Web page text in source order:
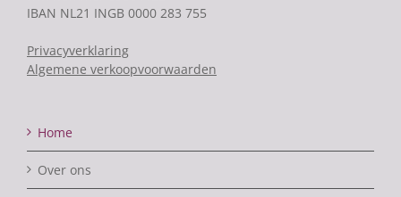
IBAN NL21 INGB 0000 283 755
Privacyverklaring
Algemene verkoopvoorwaarden
Home
Over ons